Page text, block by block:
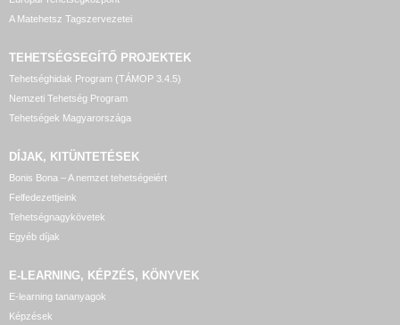
A Matehetsz Tagszervezetei
TEHETSÉGSEGÍTŐ PROJEKTEK
Tehetséghidak Program (TÁMOP 3.4.5)
Nemzeti Tehetség Program
Tehetségek Magyarországa
DÍJAK, KITÜNTETÉSEK
Bonis Bona – A nemzet tehetségeiért
Felfedezettjeink
Tehetségnagykövetek
Egyéb díjak
E-LEARNING, KÉPZÉS, KÖNYVEK
E-learning tananyagok
Képzések